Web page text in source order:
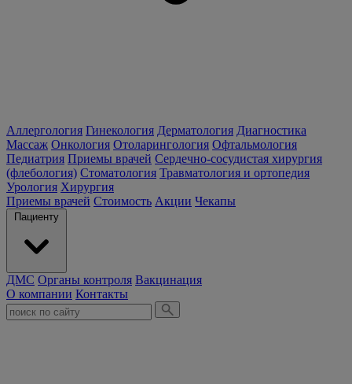
Аллергология Гинекология Дерматология Диагностика
Массаж Онкология Отоларингология Офтальмология
Педиатрия Приемы врачей Сердечно-сосудистая хирургия
(флебология) Стоматология Травматология и ортопедия
Урология Хирургия
Приемы врачей Стоимость Акции Чекапы
Пациенту
ДМС Органы контроля Вакцинация
О компании Контакты